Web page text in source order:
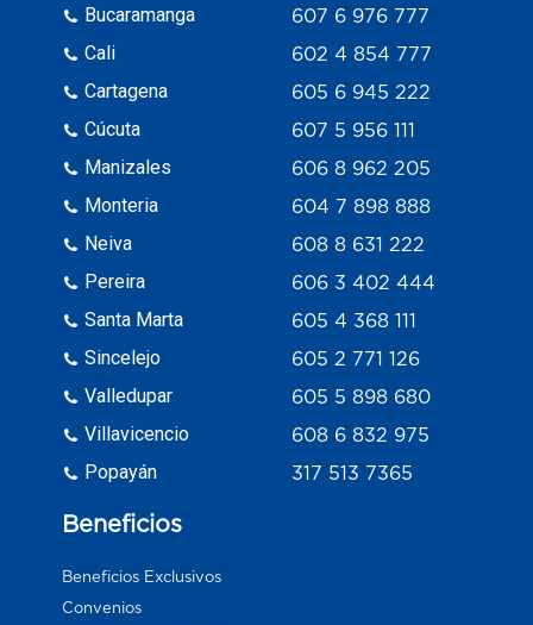
Bucaramanga
Cali
Cartagena
Cúcuta
Manizales
Monteria
Neiva
Pereira
Santa Marta
Sincelejo
Valledupar
Villavicencio
Popayán
607 6 976 777
602 4 854 777
605 6 945 222
607 5 956 111
606 8 962 205
604 7 898 888
608 8 631 222
606 3 402 444
605 4 368 111
605 2 771 126
605 5 898 680
608 6 832 975
317 513 7365
Beneficios
Beneficios Exclusivos
Convenios